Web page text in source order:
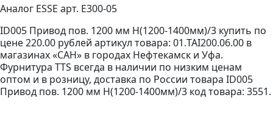
Аналог ESSE арт. E300-05
ID005 Привод пов. 1200 мм Н(1200-1400мм)/3 купить по
цене 220.00 рублей артикул товара: 01.TAI200.06.00 в
магазинах «САН» в городах Нефтекамск и Уфа.
Фурнитура TTS всегда в наличии по низким ценам
оптом и в розницу, доставка по России товара ID005
Привод пов. 1200 мм Н(1200-1400мм)/3 код товара: 3551.